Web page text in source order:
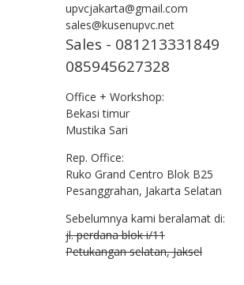
upvcjakarta@gmail.com
sales@kusenupvc.net
Sales - 081213331849
085945627328
Office + Workshop:
Bekasi timur
Mustika Sari
Rep. Office:
Ruko Grand Centro Blok B25
Pesanggrahan, Jakarta Selatan
Sebelumnya kami beralamat di:
jl. perdana blok i/11
Petukangan selatan, Jaksel